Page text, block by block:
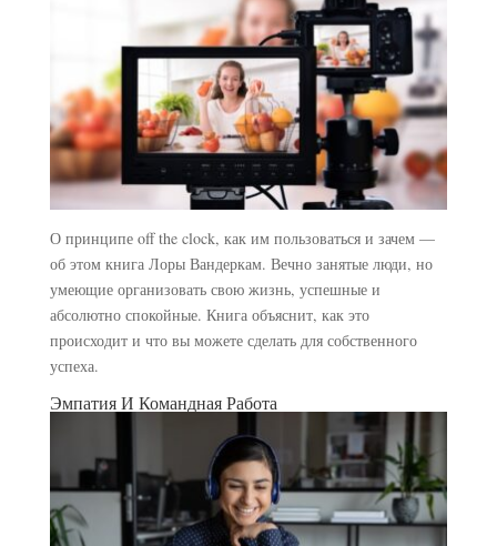
О принципе off the clock, как им пользоваться и зачем —
об этом книга Лоры Вандеркам. Вечно занятые люди, но
умеющие организовать свою жизнь, успешные и
абсолютно спокойные. Книга объяснит, как это
происходит и что вы можете сделать для собственного
успеха.
Эмпатия И Командная Работа